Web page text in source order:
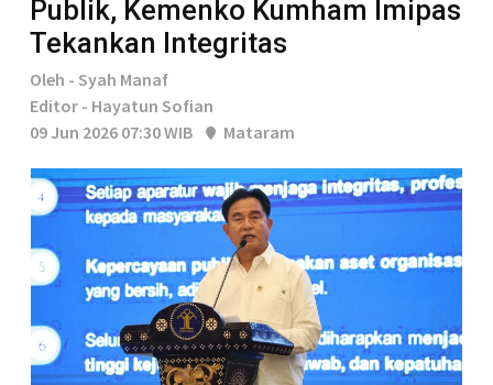
Publik, Kemenko Kumham Imipas
Tekankan Integritas
Oleh - Syah Manaf
Editor - Hayatun Sofian
09 Jun 2026 07:30 WIB
Mataram